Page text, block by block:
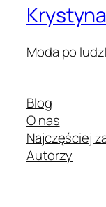
Moda po
Blog
O nas
Najczęściej
Autorzy